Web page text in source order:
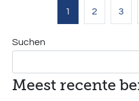
1 2 3
Suchen
Meest recente